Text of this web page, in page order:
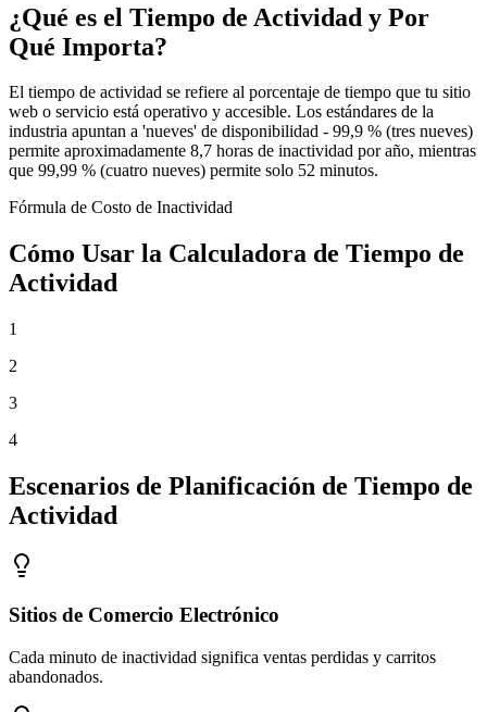
¿Qué es el Tiempo de Actividad y Por
Qué Importa?
El tiempo de actividad se refiere al porcentaje de tiempo que tu sitio
web o servicio está operativo y accesible. Los estándares de la
industria apuntan a 'nueves' de disponibilidad - 99,9 % (tres nueves)
permite aproximadamente 8,7 horas de inactividad por año, mientras
que 99,99 % (cuatro nueves) permite solo 52 minutos.
Fórmula de Costo de Inactividad
Cómo Usar la Calculadora de Tiempo de
Actividad
1
2
3
4
Escenarios de Planificación de Tiempo de
Actividad
Sitios de Comercio Electrónico
Cada minuto de inactividad significa ventas perdidas y carritos
abandonados.